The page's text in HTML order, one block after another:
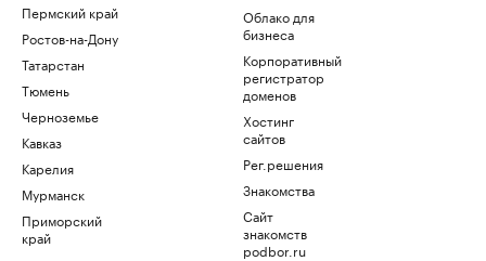
Пермский край
Ростов-на-Дону
Татарстан
Тюмень
Черноземье
Кавказ
Карелия
Мурманск
Приморский
край
Облако для
бизнеса
Корпоративный
регистратор
доменов
Хостинг
сайтов
Рег.решения
Знакомства
Сайт
знакомств
podbor.ru